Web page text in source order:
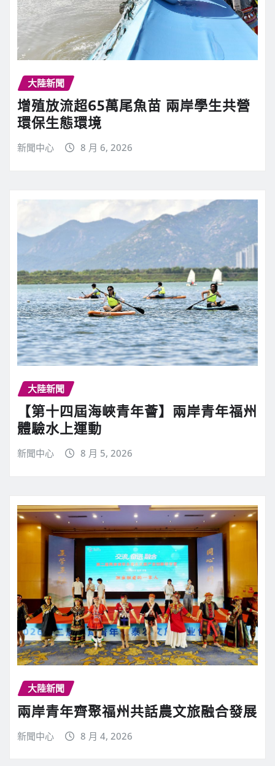
大陸新聞
增殖放流超65萬尾魚苗 兩岸學生共營
環保生態環境
新聞中心 8 月 6, 2026
大陸新聞
【第十四屆海峽青年薈】兩岸青年福州
體驗水上運動
新聞中心 8 月 5, 2026
大陸新聞
兩岸青年齊聚福州共話農文旅融合發展
新聞中心 8 月 4, 2026